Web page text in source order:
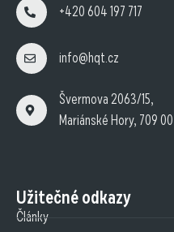
+420 604 197 717
info@hqt.cz
Švermova 2063/15,
Mariánské Hory, 709
Užitečné odkazy
Články